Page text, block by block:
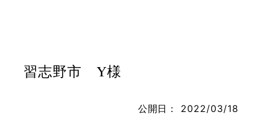
習志野市 Y様
公開日： 2022/03/18